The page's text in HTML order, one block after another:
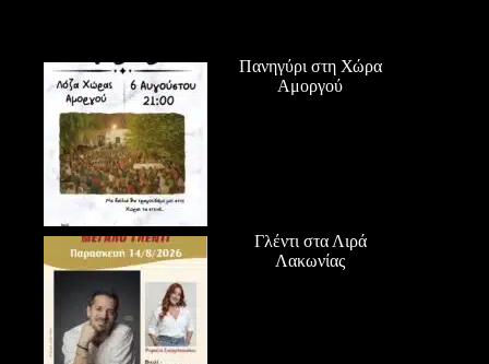
Πανηγύρι στη Χώρα
Αμοργού
Γλέντι στα Λιρά
Λακωνίας